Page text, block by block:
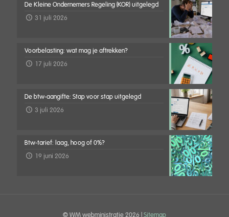
De Kleine Ondernemers Regeling (KOR) uitgelegd
31 juli 2026
Voorbelasting: wat mag je aftrekken?
17 juli 2026
De btw-aangifte: Stap voor stap uitgelegd
3 juli 2026
Btw-tarief: laag, hoog of 0%?
19 juni 2026
© WM webministratie 2026 | Sitemap